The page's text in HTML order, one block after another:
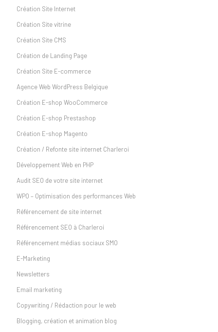
Création Site Internet
Création Site vitrine
Création Site CMS
Création de Landing Page
Création Site E-commerce
Agence Web WordPress Belgique
Création E-shop WooCommerce
Création E-shop Prestashop
Création E-shop Magento
Création / Refonte site internet Charleroi
Développement Web en PHP
Audit SEO de votre site internet
WPO – Optimisation des performances Web
Référencement de site internet
Référencement SEO à Charleroi
Référencement médias sociaux SMO
E-Marketing
Newsletters
Email marketing
Copywriting / Rédaction pour le web
Blogging, création et animation blog